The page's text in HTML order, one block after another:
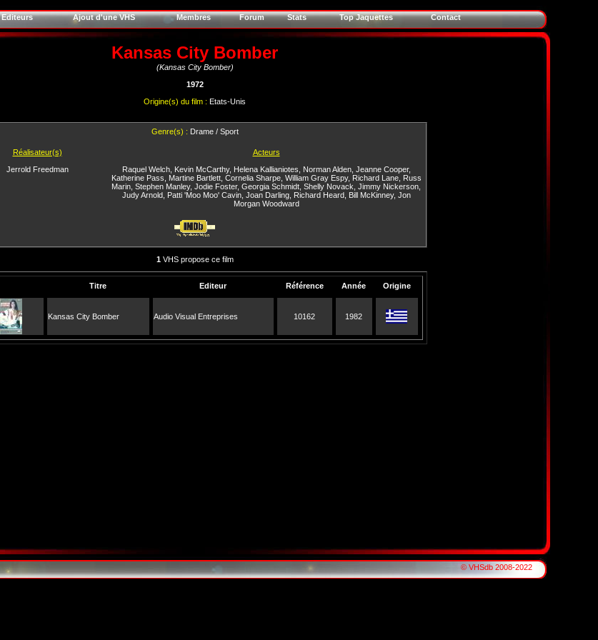
Editeurs Ajout d'une VHS Membres Forum Stats Top Jaquettes Contact
Kansas City Bomber
(Kansas City Bomber)
1972
Origine(s) du film : Etats-Unis
Genre(s) : Drame / Sport
Réalisateur(s)
Jerrold Freedman
Acteurs
Raquel Welch, Kevin McCarthy, Helena Kallianiotes Norman Alden, Jeanne Cooper,
Katherine Pass
Martine Bartlett, Cornelia Sharpe, William Gray Espy, Richard Lane, Russ
Marin Stephen Manley, Jodie Foster, Georgia Schmidt Shelly Novack Jimmy Nickerson
Judy Arnold, Patti 'Moo Moo' Cavin, Joan Darling, Richard Heard, Bill McKinney, Jon
Morgan Woodward
1VHS propose ce film
Titre Editeur Référence Année Origine
Kansas City Bomber Audio Visual Entreprises 10162 1982
© VHSdb 2008-2022